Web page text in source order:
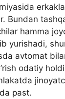
Bundan
hamma
yurishadi,
avtomat
odatiy
past.